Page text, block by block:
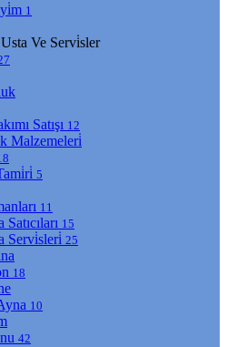
1
Ve Servi̇sler
Satışı 12
Malzemeleri̇
5
11
15
Servi̇sleri̇ 25
18
10
42